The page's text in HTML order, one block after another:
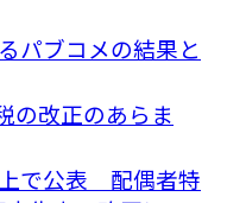
パブコメの結果と
の改正のあらま
で公表 配偶者特